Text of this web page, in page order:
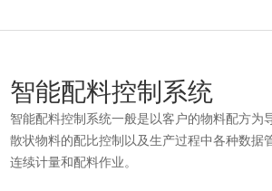
智能配料控制系统
智能配料控制系统一般是以客户的物料配方
散状物料的配比控制以及生产过程中各种数据
连续计量和配料作业。